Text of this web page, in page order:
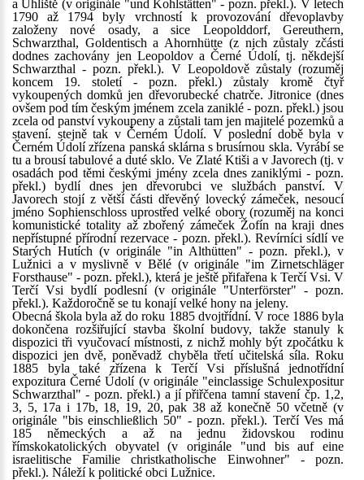
a Uhliště (v originále "und Kohlstätten" - pozn. překl.). V letech
1790 až 1794 byly vrchností k provozování dřevoplavby
založeny nové osady, a sice Leopolddorf, Gereuthern,
Schwarzthal, Goldentisch a Ahornhütte (z nich zůstaly zčásti
dodnes zachovány jen Leopoldov a Černé Údolí, tj. někdejší
Schwarzthal - pozn. překl.). V Leopoldově zůstaly (rozuměj
koncem 19. století - pozn. překl.) zůstaly kromě čtyř
vykoupených domků jen dřevorubecké chatrče. Jitronice (dnes
ovšem pod tím českým jménem zcela zaniklé - pozn. překl.) jsou
zcela od panství vykoupeny a zůstali tam jen majitelé pozemků a
stavení. stejně tak v Černém Údolí. V poslední době byla v
Černém Údolí zřízena panská sklárna s brusírnou skla. Vyrábí se
tu a brousí tabulové a duté sklo. Ve Zlaté Ktiši a v Javorech (tj. v
osadách pod těmi českými jmény zcela dnes zaniklými - pozn.
překl.) bydlí dnes jen dřevorubci ve službách panství. V
Javorech stojí z větší části dřevěný lovecký zámeček, nesoucí
jméno Sophienschloss uprostřed velké obory (rozuměj na konci
komunistické totality až zbořený zámeček Žofín na kraji dnes
nepřístupné přírodní rezervace - pozn. překl.). Revírníci sídlí ve
Starých Hutích (v originále "in Althütten" - pozn. překl.), v
Lužnici a v myslivně v Bělé (v originále "im Zirnetschläger
Forsthause" - pozn. překl.), která je ještě přifařena k Terčí Vsi. V
Terčí Vsi bydlí podlesní (v originále "Unterförster" - pozn.
překl.). Každoročně se tu konají velké hony na jeleny.
Obecná škola byla až do roku 1885 dvojtřídní. V roce 1886 byla
dokončena rozšiřující stavba školní budovy, takže stanuly k
dispozici tři vyučovací místnosti, z nichž mohly být zpočátku k
dispozici jen dvě, poněvadž chyběla třetí učitelská síla. Roku
1885 byla také zřízena k Terčí Vsi příslušná jednotřídní
expozitura Černé Údolí (v originále "einclassige Schulexpositur
Schwarzthal" - pozn. překl.) a jí přiřčena tamní stavení čp. 1,2,
3, 5, 17a i 17b, 18, 19, 20, pak 38 až konečně 50 včetně (v
originále "bis einschließlich 50" - pozn. překl.). Terčí Ves má
185 německých a až na jednu židovskou rodinu
římskokatolických obyvatel (v originále "und bis auf eine
israelitische Familie christkatholische Einwohner" - pozn.
překl.). Náleží k politické obci Lužnice.